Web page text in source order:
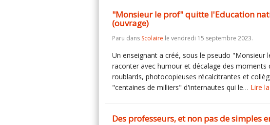
"Monsieur le prof" quitte l'Education
(ouvrage)
Paru dans Scolaire le vendredi 15 septembre 2023.
Un enseignant a créé, sous le pseudo
raconter avec humour et décalage des moments
roublards, photocopieuses récalcitrantes et
"centaines de milliers" d'internautes qui le… Lire
Des professeurs, et non pas de simples